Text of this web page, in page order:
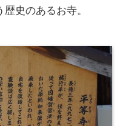
歴史のあるお寺。